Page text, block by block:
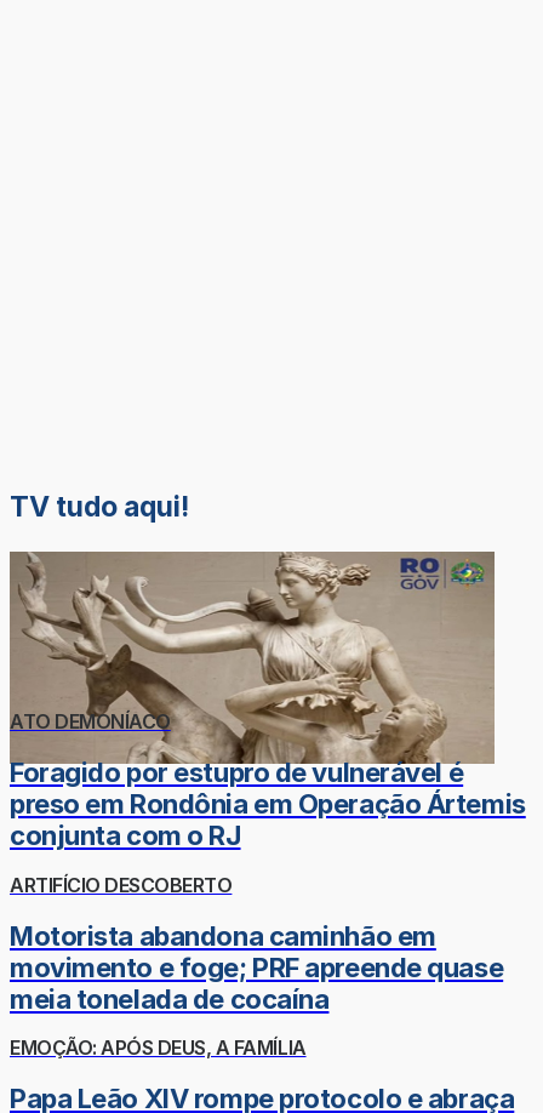
TV tudo aqui!
ATO DEMONÍACO
Foragido por estupro de vulnerável é
preso em Rondônia em Operação Ártemis
conjunta com o RJ
ARTIFÍCIO DESCOBERTO
Motorista abandona caminhão em
movimento e foge; PRF apreende quase
meia tonelada de cocaína
EMOÇÃO: APÓS DEUS, A FAMÍLIA
Papa Leão XIV rompe protocolo e abraça